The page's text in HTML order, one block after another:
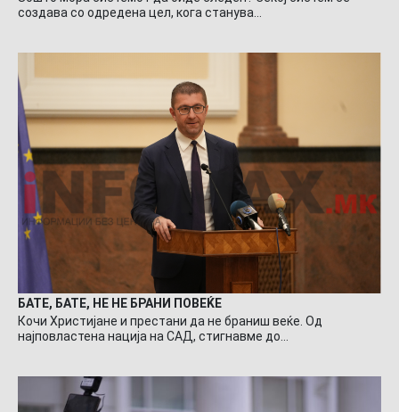
создава со одредена цел, кога станува…
БАТЕ, БАТЕ, НЕ НЕ БРАНИ ПОВЕЌЕ
Кочи Христијане и престани да не браниш веќе. Од
најповластена нација на САД, стигнавме до…